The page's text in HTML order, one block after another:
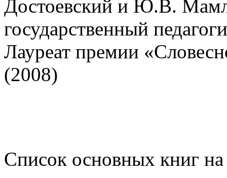
Достоевский и Ю.В.
государственный
Лауреат премии
(2008)
Список основных книг на